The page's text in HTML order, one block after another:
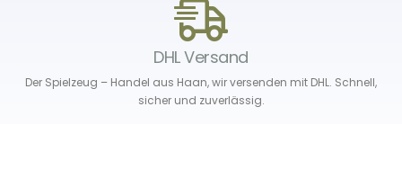
DHL Versand
Der Spielzeug – Handel aus Haan, wir versenden mit DHL. Schnell,
sicher und zuverlässig.